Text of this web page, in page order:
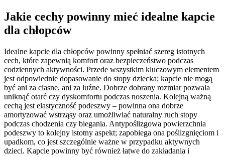
Jakie cechy powinny mieć idealne kapcie
dla chłopców
Idealne kapcie dla chłopców powinny spełniać szereg istotnych
cech, które zapewnią komfort oraz bezpieczeństwo podczas
codziennych aktywności. Przede wszystkim kluczowym elementem
jest odpowiednie dopasowanie do stopy dziecka; kapcie nie mogą
być ani za ciasne, ani za luźne. Dobrze dobrany rozmiar pozwala
uniknąć otarć czy dyskomfortu podczas noszenia. Kolejną ważną
cechą jest elastyczność podeszwy – powinna ona dobrze
amortyzować wstrząsy oraz umożliwiać naturalny ruch stopy
podczas chodzenia czy biegania. Antypoślizgowa powierzchnia
podeszwy to kolejny istotny aspekt; zapobiega ona poślizgnięciom i
upadkom, co jest szczególnie ważne w przypadku aktywnych
dzieci. Kapcie powinny być również łatwe do zakładania i